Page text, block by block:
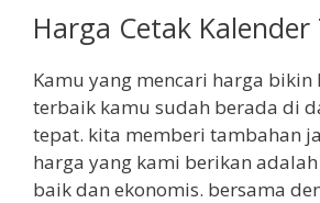
Harga Cetak
Kamu yang mencari harga bikin
terbaik kamu sudah berada di
tepat. kita memberi tambahan
harga yang kami berikan
baik dan ekonomis. bersama